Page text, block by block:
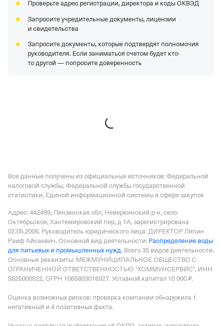
5004021787,ОГРН 1085004001708,КПП 500401001
ООО "ПО "КМЗ"—Действующая организация,
Регистрация 02.03.2015,
1151838000467,КПП 183801001
АО "МЕЖДУНАРОДНЫЙ АЭРОПОРТ
ИНН 7721853960,
Проверьте адрес регистрации, директора и коды ОКВЭД
Запросите учредительные документы, лицензии
и свидетельства
Запросите документы, которые подтвердят полномочия
руководителя. Если заниматься счетом будет кто-
то другой — попросите доверенность
Все данные получены из официальных источников: Федеральной
налоговой службы, Федеральной службы государственной
статистики, Единой информационной системы в сфере закупок
Адрес: 442499, Пензенская обл, Неверкинский р-н, село
Октябрьское, Хантемировский пер, д 1А, зарегистрирована
02.05.2006. Руководитель юридического лица: ДИРЕКТОР Ляпин
Раиф Айсаевич. Основной вид деятельности: Распределение воды
для питьевых и промышленных нужд. Всего 35 видов деятельности.
Основные реквизиты: МЕЖМУНИЦИПАЛЬНОЕ ОБЩЕСТВО С
ОГРАНИЧЕННОЙ ОТВЕТСТВЕННОСТЬЮ "КОММУНСЕРВИС", ИНН
5825000522, ОГРН 1065803016927. Уставной капитал 10 000 ₽.
Оценка возможных рисков: проверка компании обнаружила 1
негативный и 4 позитивных факта.